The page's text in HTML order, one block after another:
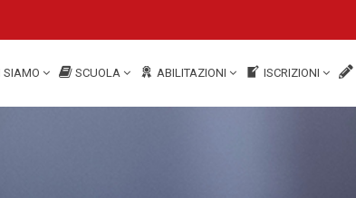
SIAMO SCUOLA ABILITAZIONI ISCRIZIONI